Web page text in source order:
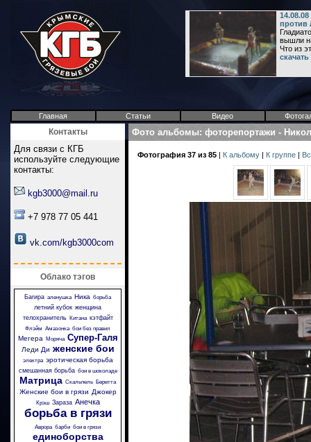
против
вышли
Что из
Главная Статьи Видео
Контакты
Для связи с КГБ
используйте следующие
контакты:
kgb3000@mail.ru
+7 978 77 05 441
vk.com/kgb3000com
Облако тэгов
Багира аленушка Ника борьба
летний кубок женщина
телохранитель
Китана кэтфайт
Флэйм Амазонка бои без правил
Мегера Моряча Супер-Галя
Леди Ди женские бои
электра эротическая борьба
смешанная борьба бои в шоколаде
Матрица Скальпель Беретта
Женские бои в грязи Джокер
Крэш Зараза Анечка
борьба в грязи
Аврора барби бои в грязи
единоборства
Фото альбомы: фоторепортажи -
Фотография 37 из 85 | К альбому | К группе |